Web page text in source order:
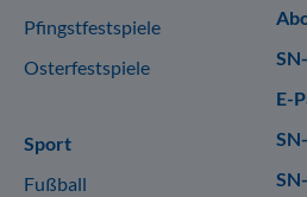
Pfingstfestspiele
Osterfestspiele
Sport
Fußball
E-